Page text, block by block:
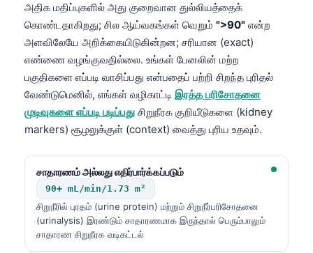
அதிக மதிப்புகளில் அது குறைவான துல்லியத்தைக்
கொண்டதாகிறது; சில ஆய்வகங்கள் வெறும் ">90" என்ற
அளவிலேயே அறிக்கையிடுகின்றன; சரியான (exact)
எண்ணை வழங்குவதில்லை. உங்கள் பேனலின் மற்ற
பகுதிகளை எப்படி வாசிப்பது என்பதைப் பற்றி சிறந்த புரிதல்
வேண்டுமெனில், எங்கள் வழிகாட்டி இரத்த பரிசோதனை
முடிவுகளை எப்படி படிப்பது சிறுநீரக குறியீடுகளை (kidney
markers) சூழலுக்குள் (context) வைத்து புரிய உதவும்.
சாதாரணம் அல்லது எதிர்பார்க்கப்படும்
90+ mL/min/1.73 m²
சிறுநீரில் புரதம் (urine protein) மற்றும் சிறுநீர்பரிசோதனை
(urinalysis) இரண்டும் சாதாரணமாக இருந்தால் பெரும்பாலும்
சாதாரண சிறுநீரக வடிகட்டல்